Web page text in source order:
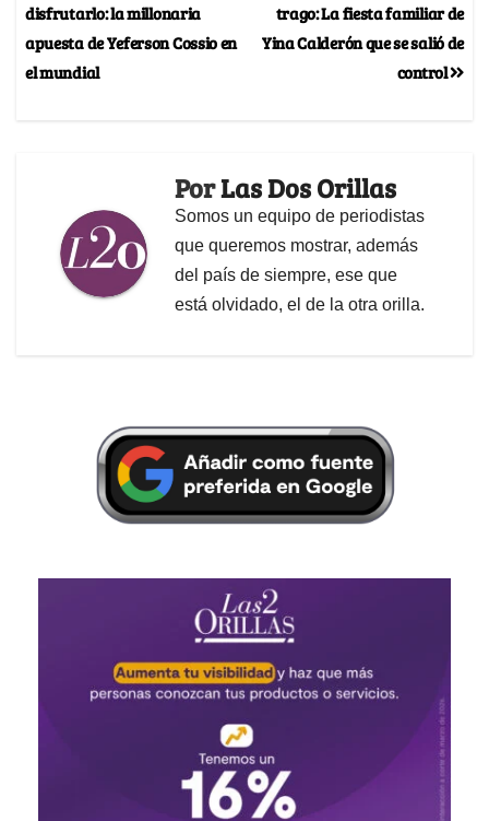
trago: La fiesta familiar de
Yina Calderón que se salió de
control
disfrutarlo: la millonaria
apuesta de Yeferson Cossio en
el mundial
PorLas Dos Orillas
Somos un equipo de periodistas
que queremos mostrar, además
del país de siempre, ese que
está olvidado, el de la otra orilla.